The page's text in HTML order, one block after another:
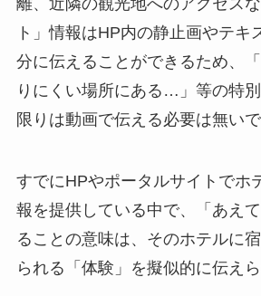
ト」情報はHP内の静止画やテキ
分に伝えることができるため、
りにくい場所にある…」等の特
限りは動画で伝える必要は無いで
すでにHPやポータルサイトでホ
報を提供している中で、「あえ
ることの意味は、そのホテルに
られる「体験」を擬似的に伝え